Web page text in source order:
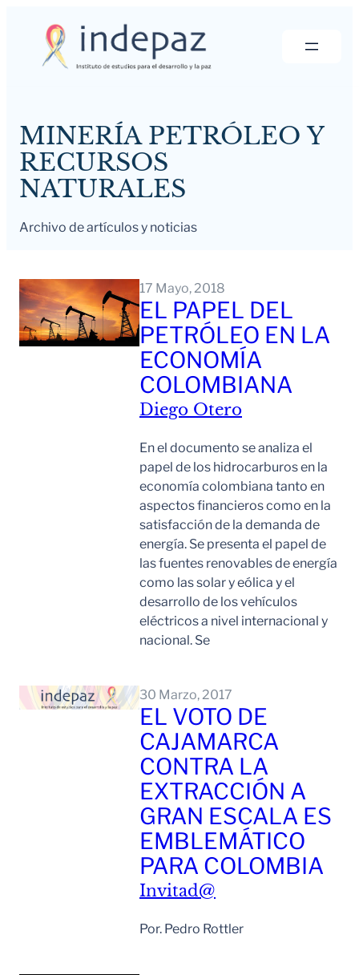
MINERÍA PETRÓLEO Y
RECURSOS
NATURALES
Archivo de artículos y noticias
17 Mayo, 2018
EL PAPEL DEL
PETRÓLEO EN LA
ECONOMÍA
COLOMBIANA
Diego Otero
En el documento se analiza el
papel de los hidrocarburos en la
economía colombiana tanto en
aspectos financieros como en la
satisfacción de la demanda de
energía. Se presenta el papel de
las fuentes renovables de energía
como las solar y eólica y el
desarrollo de los vehículos
eléctricos a nivel internacional y
nacional. Se
30 Marzo, 2017
EL VOTO DE
CAJAMARCA
CONTRA LA
EXTRACCIÓN A
GRAN ESCALA ES
EMBLEMÁTICO
PARA COLOMBIA
Invitad@
Por. Pedro Rottler